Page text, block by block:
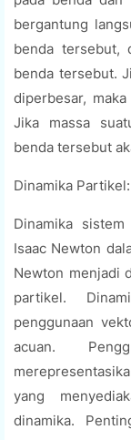
bergantung
benda tersebut,
benda tersebut.
diperbesar,
Jika massa
benda tersebut
Dinamika
Dinamika
Isaac Newton
Newton menjadi
partikel.
penggunaan
acuan.
yang
dinamika.